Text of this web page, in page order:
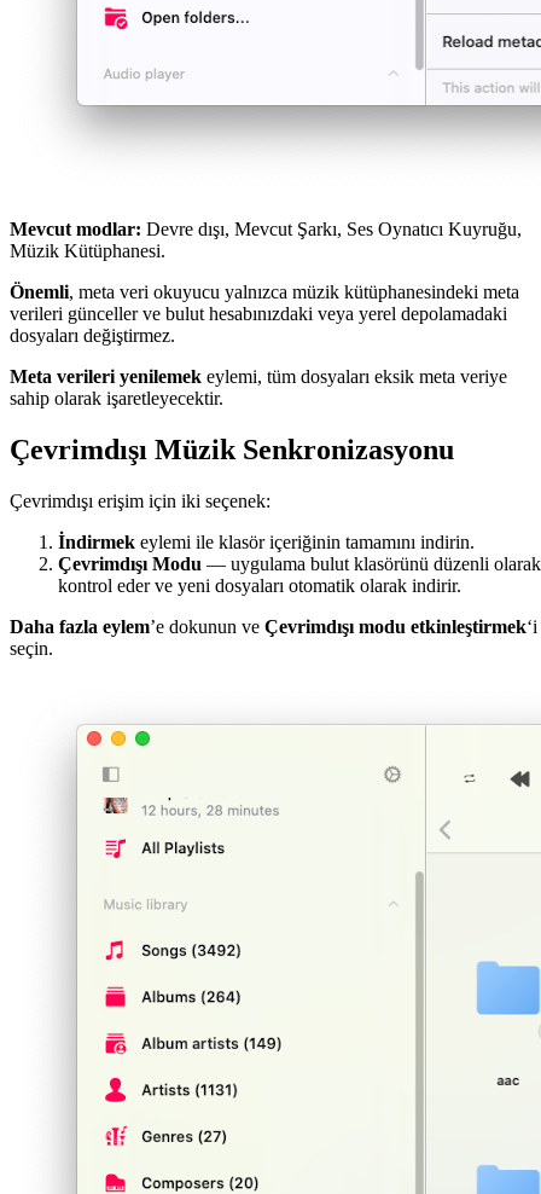
Mevcut modlar: Devre dışı, Mevcut Şarkı, Ses Oynatıcı Kuyruğu,
Müzik Kütüphanesi.
Önemli, meta veri okuyucu yalnızca müzik kütüphanesindeki meta
verileri günceller ve bulut hesabınızdaki veya yerel depolamadaki
dosyaları değiştirmez.
Meta verileri yenilemek eylemi, tüm dosyaları eksik meta veriye
sahip olarak işaretleyecektir.
Çevrimdışı Müzik Senkronizasyonu
Çevrimdışı erişim için iki seçenek:
İndirmek eylemi ile klasör içeriğinin tamamını indirin.
Çevrimdışı Modu — uygulama bulut klasörünü düzenli olarak
kontrol eder ve yeni dosyaları otomatik olarak indirir.
Daha fazla eylem’e dokunun ve Çevrimdışı modu etkinleştirmek‘i
seçin.